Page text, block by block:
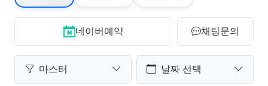
네이버예약 채팅문의
마스터 날짜 선택